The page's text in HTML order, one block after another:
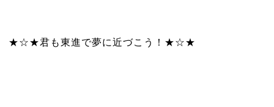
★☆★君も東進で夢に近づこう！★☆★